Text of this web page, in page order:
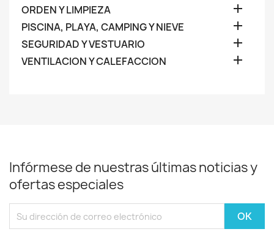
ORDEN Y LIMPIEZA 
PISCINA, PLAYA, CAMPING Y NIEVE 
SEGURIDAD Y VESTUARIO 
VENTILACION Y CALEFACCION 
Infórmese de nuestras últimas noticias y
ofertas especiales